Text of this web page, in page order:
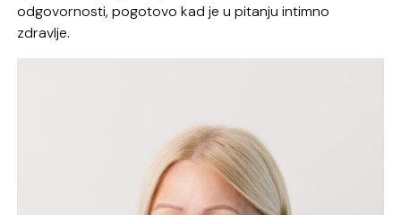
odgovornosti, pogotovo kad je u pitanju intimno
zdravlje.